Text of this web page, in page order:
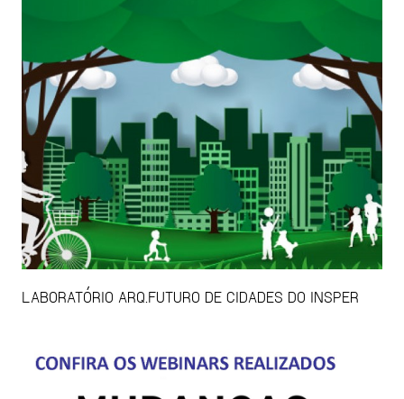
LABORATÓRIO ARQ.FUTURO DE CIDADES DO INSPER